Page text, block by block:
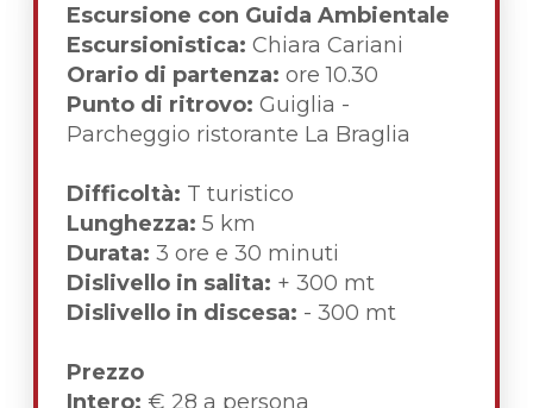
Escursione con Guida Ambientale
Escursionistica: Chiara Cariani
Orario di partenza: ore 10.30
Punto di ritrovo: Guiglia -
Parcheggio ristorante La Braglia
Difficoltà: T turistico
Lunghezza: 5 km
Durata: 3 ore e 30 minuti
Dislivello in salita: + 300 mt
Dislivello in discesa: - 300 mt
Prezzo
Intero: € 28 a persona